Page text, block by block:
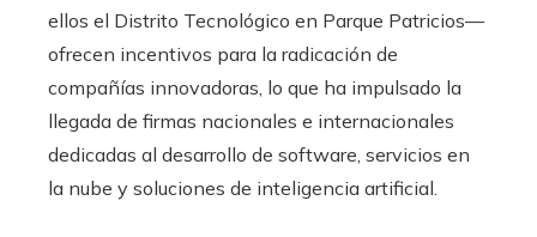
ellos el Distrito Tecnológico en Parque Patricios—
ofrecen incentivos para la radicación de
compañías innovadoras, lo que ha impulsado la
llegada de firmas nacionales e internacionales
dedicadas al desarrollo de software, servicios en
la nube y soluciones de inteligencia artificial.